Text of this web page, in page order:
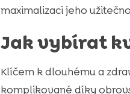
maximalizaci jeho
Jak vybírat
Klíčem k dlouhému a
komplikované díky